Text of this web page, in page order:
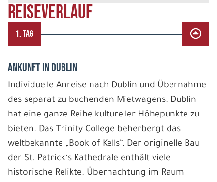
REISEVERLAUF
1. TAG
ANKUNFT IN DUBLIN
Individuelle Anreise nach Dublin und Übernahme
des separat zu buchenden Mietwagens. Dublin
hat eine ganze Reihe kultureller Höhepunkte zu
bieten. Das Trinity College beherbergt das
weltbekannte „Book of Kells“. Der originelle Bau
der St. Patrick‘s Kathedrale enthält viele
historische Relikte. Übernachtung im Raum